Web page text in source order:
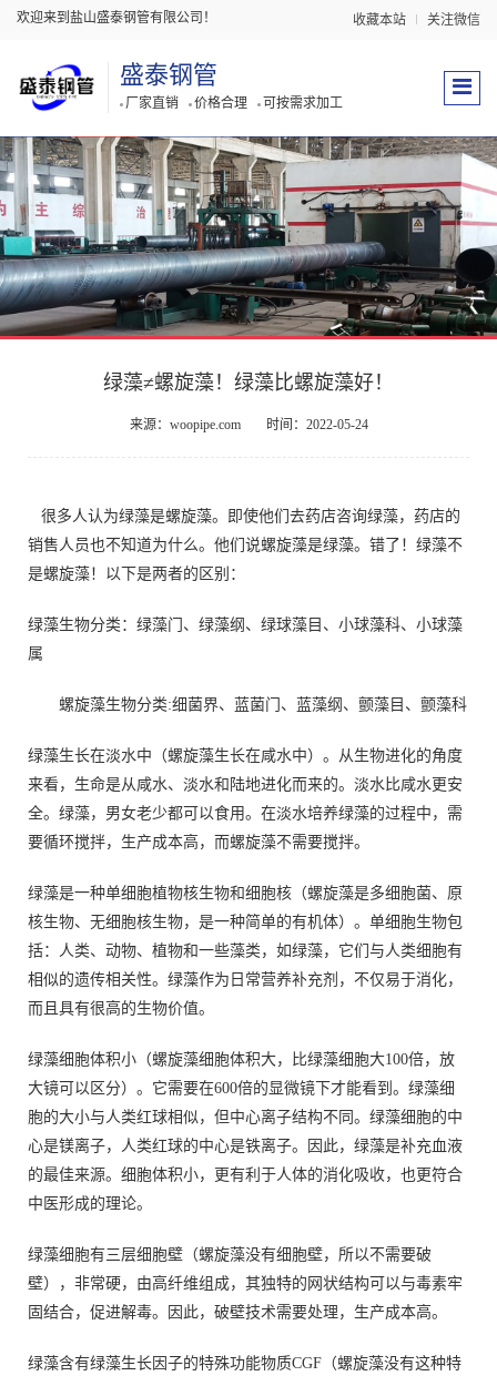
欢迎来到盐山盛泰钢管有限公司！ 收藏本站 关注微信
盛泰钢管
厂家直销 价格合理 可按需求加工
绿藻≠螺旋藻！绿藻比螺旋藻好！
来源：woopipe.com 时间：2022-05-24
很多人认为绿藻是螺旋藻。即使他们去药店咨询绿藻，药店的
销售人员也不知道为什么。他们说螺旋藻是绿藻。错了！绿藻不
是螺旋藻！以下是两者的区别：
绿藻生物分类：绿藻门、绿藻纲、绿球藻目、小球藻科、小球藻
属
螺旋藻生物分类:细菌界、蓝菌门、蓝藻纲、颤藻目、颤藻科
绿藻生长在淡水中（螺旋藻生长在咸水中）。从生物进化的角度
来看，生命是从咸水、淡水和陆地进化而来的。淡水比咸水更安
全。绿藻，男女老少都可以食用。在淡水培养绿藻的过程中，需
要循环搅拌，生产成本高，而螺旋藻不需要搅拌。
绿藻是一种单细胞植物核生物和细胞核（螺旋藻是多细胞菌、原
核生物、无细胞核生物，是一种简单的有机体）。单细胞生物包
括：人类、动物、植物和一些藻类，如绿藻，它们与人类细胞有
相似的遗传相关性。绿藻作为日常营养补充剂，不仅易于消化，
而且具有很高的生物价值。
绿藻细胞体积小（螺旋藻细胞体积大，比绿藻细胞大100倍，放
大镜可以区分）。它需要在600倍的显微镜下才能看到。绿藻细
胞的大小与人类红球相似，但中心离子结构不同。绿藻细胞的中
心是镁离子，人类红球的中心是铁离子。因此，绿藻是补充血液
的最佳来源。细胞体积小，更有利于人体的消化吸收，也更符合
中医形成的理论。
绿藻细胞有三层细胞壁（螺旋藻没有细胞壁，所以不需要破
壁），非常硬，由高纤维组成，其独特的网状结构可以与毒素牢
固结合，促进解毒。因此，破壁技术需要处理，生产成本高。
绿藻含有绿藻生长因子的特殊功能物质CGF（螺旋藻没有这种特